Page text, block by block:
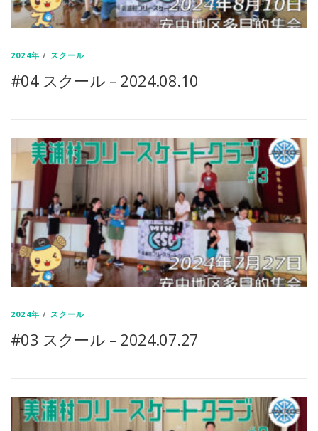
2024年 / スクール
#04 スクール – 2024.08.10
2024年 / スクール
#03 スクール – 2024.07.27